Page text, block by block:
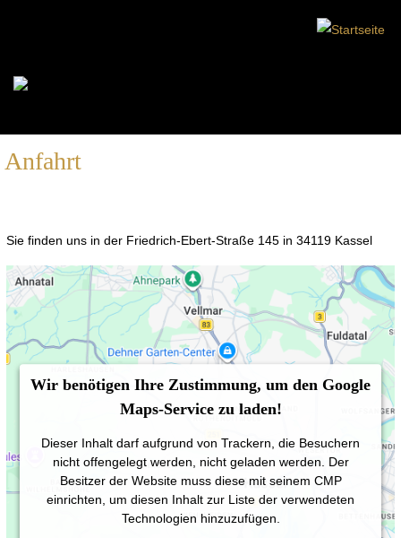
Anfahrt
Sie finden uns in der Friedrich-Ebert-Straße 145 in 34119 Kassel
Wir benötigen Ihre Zustimmung, um den Google
Maps-Service zu laden!
Dieser Inhalt darf aufgrund von Trackern, die Besuchern
nicht offengelegt werden, nicht geladen werden. Der
Besitzer der Website muss diese mit seinem CMP
einrichten, um diesen Inhalt zur Liste der verwendeten
Technologien hinzuzufügen.